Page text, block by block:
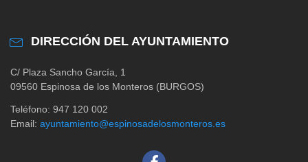
DIRECCIÓN DEL AYUNTAMIENTO
C/ Plaza Sancho García, 1
09560 Espinosa de los Monteros (BURGOS)
Teléfono: 947 120 002
Email: ayuntamiento@espinosadelosmonteros.es